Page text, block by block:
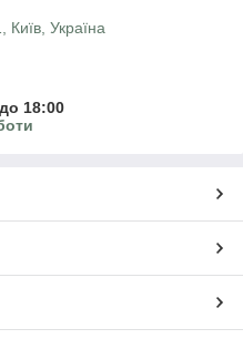
Київ, Україна
18:00